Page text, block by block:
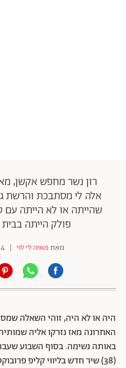
רון נשר מחפש אקשן,
אלה לי מסתבכת והרשת
שהייתה או לא הייתה
פולק הייתה
מאתמאיה לי לוי |
24
היה או לא היה, זוהי השאלה
האחרונה מאז נזרקו אליה
באותה נשימה. בסוף השבוע
(38) שיר חדש בליווי קליפ